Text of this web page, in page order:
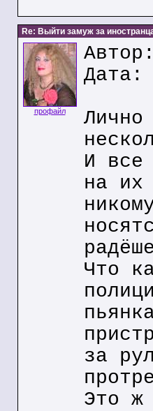
Re: Выйти замуж за
профайл
Лично
И все
на их
Что
за
Это ж